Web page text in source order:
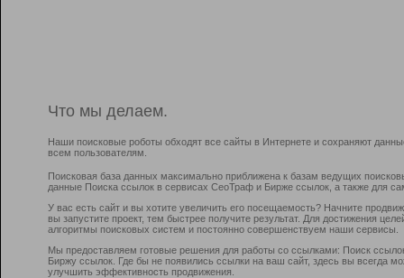
Что мы делаем.
Наши поисковые роботы обходят все сайты в Интернете и сохраняют
всем пользователям.
Поисковая база данных максимально приближена к базам ведущих
данные Поиска ссылок в сервисах СеоТраф и Бирже ссылок, а также для
У вас есть сайт и вы хотите увеличить его посещаемость? Начните
вы запустите проект, тем быстрее получите результат. Для достижения
алгоритмы поисковых систем и постоянно совершенствуем наши сервисы.
Мы предоставляем готовые решения для работы со ссылками: Поиск
Биржу ссылок. Где бы не появились ссылки на ваш сайт, здесь вы всегда
улучшить эффективность продвижения.